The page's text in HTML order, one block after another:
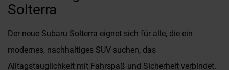
Solterra
Der neue Subaru Solterra eignet sich für alle, die ein
modernes, nachhaltiges SUV suchen, das
Alltagstauglichkeit mit Fahrspaß und Sicherheit verbindet.